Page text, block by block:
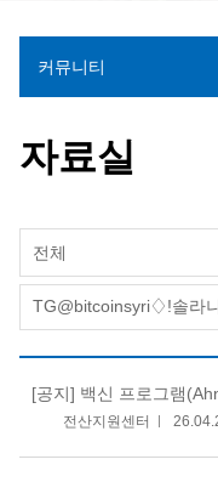
커뮤니티
자료실
전체
[공지] 백신 프로그램
전산지원센터